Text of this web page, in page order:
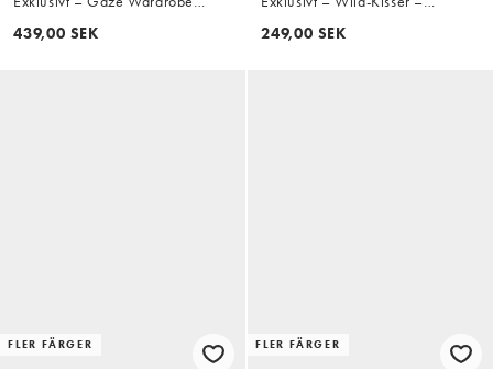
Eyeshadow Palette –
439,00 SEK
Läppstift med SPF30 - 02 Desert
249,00 SEK
FLER FÄRGER FLER FÄRGER